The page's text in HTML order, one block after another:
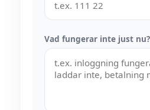
Vad fungerar inte just nu?